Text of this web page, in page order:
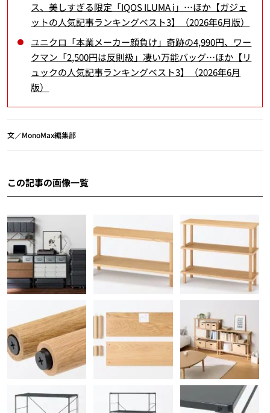
ス、美しすぎる限定「IQOS ILUMA i」…ほか【ガジェ
ットの人気記事ランキングベスト3】（2026年6月版）
ユニクロ「本業メーカー顔負け」奇跡の4,990円、ワー
クマン「2,500円は反則級」凄い万能バッグ…ほか【リ
ュックの人気記事ランキングベスト3】（2026年6月
版）
文／MonoMax編集部
この記事の画像一覧